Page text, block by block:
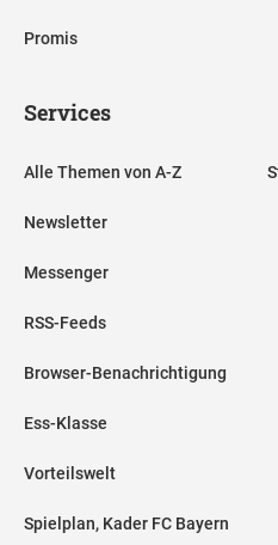
Promis
Services
Alle Themen von A-Z
Newsletter
Messenger
RSS-Feeds
Browser-Benachrichtigung
Ess-Klasse
Vorteilswelt
Spielplan, Kader FC Bayern